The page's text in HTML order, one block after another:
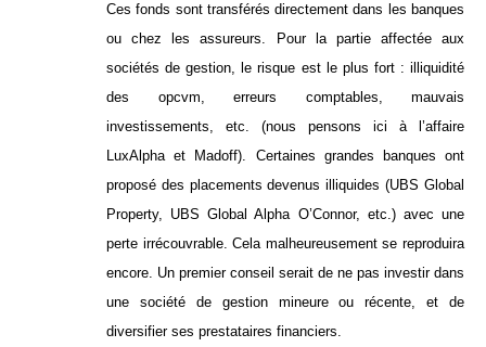
Ces fonds sont transférés directement dans les banques
ou chez les assureurs. Pour la partie affectée aux
sociétés de gestion, le risque est le plus fort : illiquidité
des opcvm, erreurs comptables, mauvais
investissements, etc. (nous pensons ici à l’affaire
LuxAlpha et Madoff). Certaines grandes banques ont
proposé des placements devenus illiquides (UBS Global
Property, UBS Global Alpha O’Connor, etc.) avec une
perte irrécouvrable. Cela malheureusement se reproduira
encore. Un premier conseil serait de ne pas investir dans
une société de gestion mineure ou récente, et de
diversifier ses prestataires financiers.